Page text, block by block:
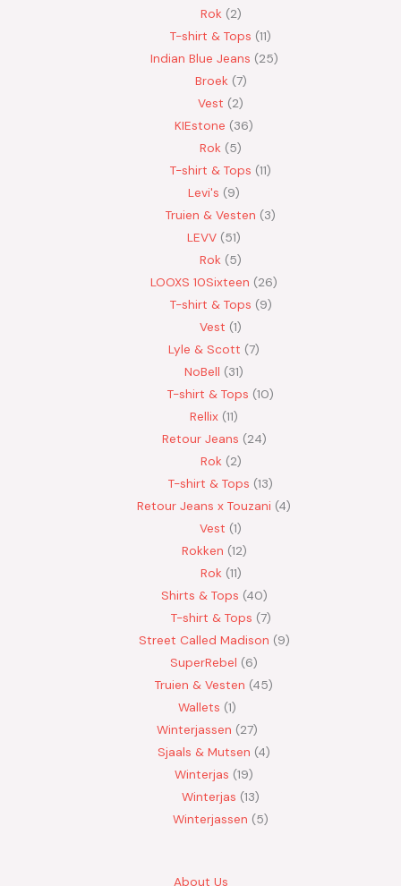
Rok 2
T-shirt & Tops 11
Indian Blue Jeans 25
Broek 7
Vest
2
KIEstone
36
Rok 5
T-shirt & Tops 11
Levi's
9
Truien & Vesten
3
LEVV 51
Rok 5
LOOXS 10Sixteen
26
T-shirt & Tops 9
Vest 1
Lyle & Scott 7
NoBell
31
T-shirt & Tops 10
Rellix 11
Retour Jeans 24
Rok 2
T-shirt & Tops 13
Retour Jeans x Touzani 4
Vest 1
Rokken 12
Rok 11
Shirts & Tops 40
T-shirt & Tops 7
Street Called Madison 9
SuperRebel
6
Truien & Vesten 45
Wallets 1
Winterjassen
27
Sjaals & Mutsen 4
Winterjas 19
Winterjas 13
Winterjassen
5
About Us